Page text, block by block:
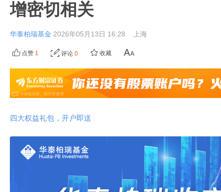
增密切相关
华泰柏瑞基金 2026年05月13日 16:28 上海
点赞 1 评论 0 收藏
四大权益礼包，开户即送